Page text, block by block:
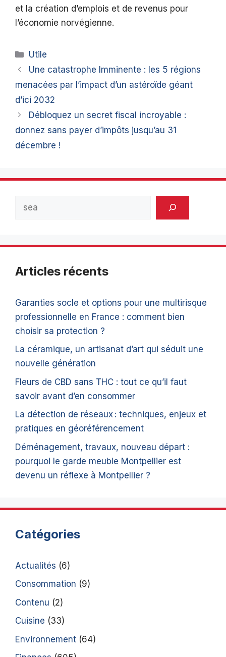
et la création d’emplois et de revenus pour
l’économie norvégienne.
Catégories
Utile
Une catastrophe Imminente : les 5 régions
menacées par l’impact d’un astéroïde géant
d’ici 2032
Débloquez un secret fiscal incroyable :
donnez sans payer d’impôts jusqu’au 31
décembre !
Articles récents
Garanties socle et options pour une multirisque
professionnelle en France : comment bien
choisir sa protection ?
La céramique, un artisanat d’art qui séduit une
nouvelle génération
Fleurs de CBD sans THC : tout ce qu’il faut
savoir avant d’en consommer
La détection de réseaux : techniques, enjeux et
pratiques en géoréférencement
Déménagement, travaux, nouveau départ :
pourquoi le garde meuble Montpellier est
devenu un réflexe à Montpellier ?
Catégories
Actualités (6)
Consommation (9)
Contenu (2)
Cuisine (33)
Environnement (64)